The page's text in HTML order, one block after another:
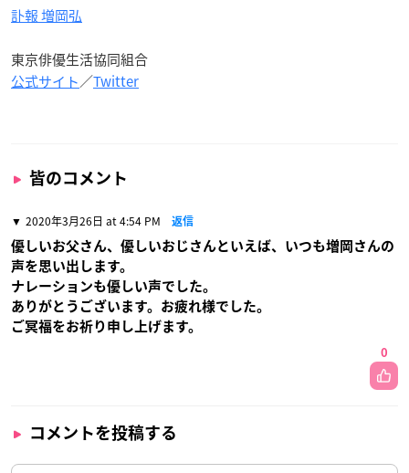
訃報 増岡弘
東京俳優生活協同組合
公式サイト／Twitter
皆のコメント
2020年3月26日 at 4:54 PM 返信
優しいお父さん、優しいおじさんといえば、いつも増岡さんの
声を思い出します。
ナレーションも優しい声でした。
ありがとうございます。お疲れ様でした。
ご冥福をお祈り申し上げます。
0
コメントを投稿する